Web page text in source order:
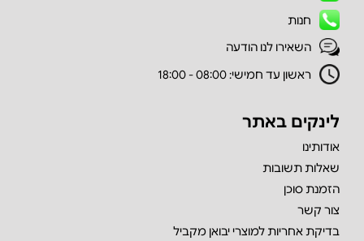
חנות
השאירו לנו הודעה
ראשון עד חמישי: 08:00 - 18:00
לינקים באתר
אודותינו
שאלות תשובות
הזמנת סוכן
צור קשר
בדיקת אחריות למוצרי יבואן מקביל